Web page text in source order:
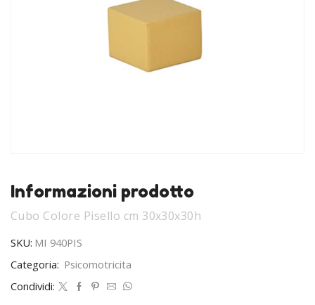
Informazioni prodotto
Cubo Colore Pisello cm 30x30x30h
SKU: MI 940PIS
Categoria: Psicomotricita
Condividi: